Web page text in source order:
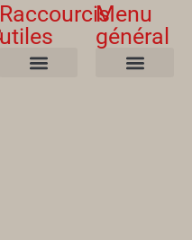
Raccourcis
utiles
Menu
général